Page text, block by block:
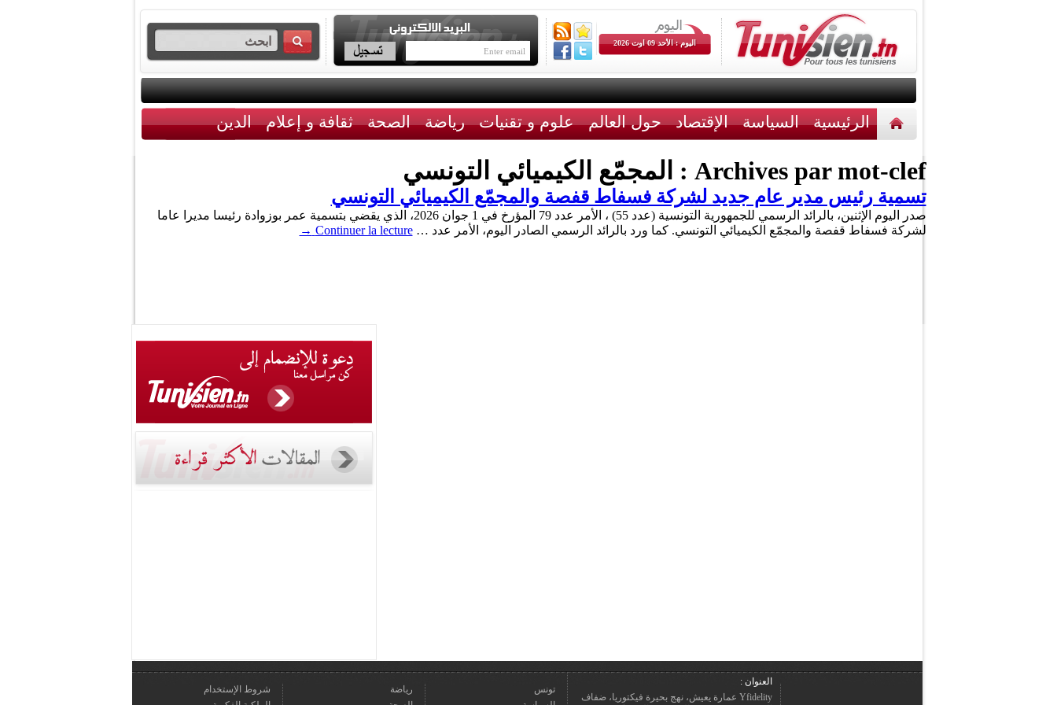
اليوم : الأحد 09 اوت 2026
الرئيسية السياسة الإقتصاد حول العالم علوم و تقنيات رياضة الصحة ثقافة و إعلام الدين
أخبار مختلفة
Archives par mot-clef : المجمّع الكيميائي التونسي
تسمية رئيس مدير عام جديد لشركة فسفاط قفصة والمجمّع الكيميائي التونسي
صدر اليوم الإثنين، بالرائد الرسمي للجمهورية التونسية (عدد 55) ، الأمر عدد 79 المؤرخ في 1 جوان 2026، الذي يقضي بتسمية عمر بوزوادة رئيسا مديرا عاما
لشركة فسفاط قفصة والمجمّع الكيميائي التونسي. كما ورد بالرائد الرسمي الصادر اليوم، الأمر عدد …Continuer la lecture
→
العنوان :
Yfidelity عمارة يعيش، نهج بحيرة فيكتوريا، ضفاف
تونس
رياضة
شروط الإستخدام